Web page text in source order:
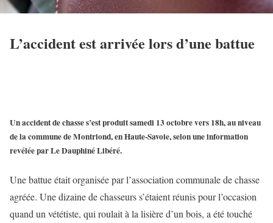
L’accident est arrivée lors d’une battue
Un accident de chasse s’est produit samedi 13 octobre vers 18h, au niveau
de la commune de Montriond, en Haute-Savoie, selon une information
revélée par Le Dauphiné Libéré.
Une battue était organisée par l’association communale de chasse
agréée. Une dizaine de chasseurs s’étaient réunis pour l’occasion
quand un vététiste, qui roulait à la lisière d’un bois, a été touché